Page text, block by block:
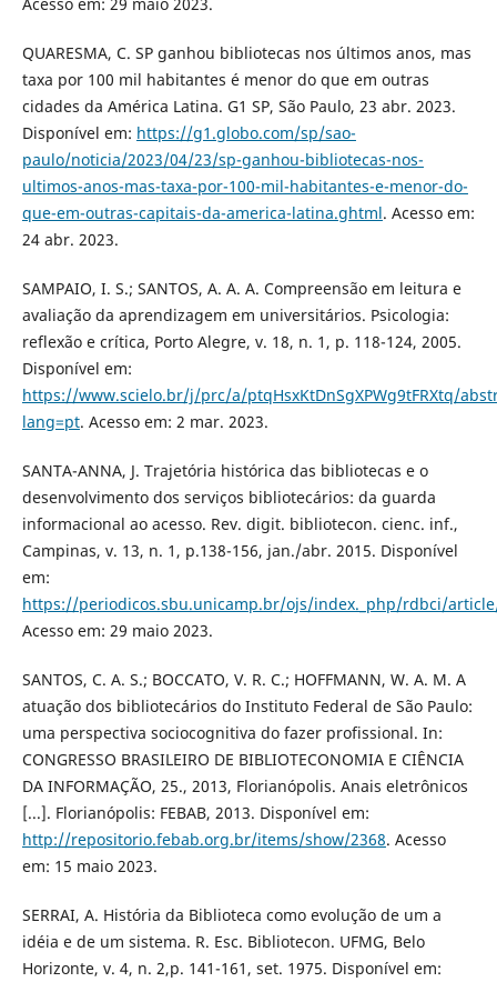
QUARESMA, C. SP ganhou bibliotecas nos últimos anos, mas
taxa por 100 mil habitantes é menor do que em outras
cidades da América Latina. G1 SP, São Paulo, 23 abr. 2023.
Disponível em: https://g1.globo.com/sp/sao-
paulo/noticia/2023/04/23/sp-ganhou-bibliotecas-nos-
ultimos-anos-mas-taxa-por-100-mil-habitantes-e-menor-do-
que-em-outras-capitais-da-america-latina.ghtml. Acesso em:
24 abr. 2023.
SAMPAIO, I. S.; SANTOS, A. A. A. Compreensão em leitura e
avaliação da aprendizagem em universitários. Psicologia:
reflexão e crítica, Porto Alegre, v. 18, n. 1, p. 118-124, 2005.
Disponível em:
https://www.scielo.br/j/prc/a/ptqHsxKtDnSgXPWg9tFRXtq/
lang=pt. Acesso em: 2 mar. 2023.
SANTA-ANNA, J. Trajetória histórica das bibliotecas e o
desenvolvimento dos serviços bibliotecários: da guarda
informacional ao acesso. Rev. digit. bibliotecon. cienc. inf.,
Campinas, v. 13, n. 1, p.138-156, jan./abr. 2015. Disponível
em:
https://periodicos.sbu.unicamp.br/ojs/index._php/rdbci/
Acesso em: 29 maio 2023.
SANTOS, C. A. S.; BOCCATO, V. R. C.; HOFFMANN, W. A. M. A
atuação dos bibliotecários do Instituto Federal de São Paulo:
uma perspectiva sociocognitiva do fazer profissional. In:
CONGRESSO BRASILEIRO DE BIBLIOTECONOMIA E CIÊNCIA
DA INFORMAÇÃO, 25., 2013, Florianópolis. Anais eletrônicos
[...]. Florianópolis: FEBAB, 2013. Disponível em:
http://repositorio.febab.org.br/items/show/2368. Acesso
em: 15 maio 2023.
SERRAI, A. História da Biblioteca como evolução de um a
idéia e de um sistema. R. Esc. Bibliotecon. UFMG, Belo
Horizonte, v. 4, n. 2,p. 141-161, set. 1975. Disponível em: